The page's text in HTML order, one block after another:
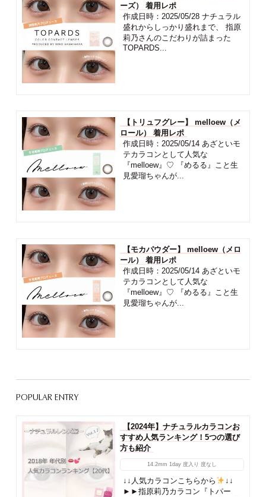
ーズ） 着用レポ
作成日時：2025/05/28 ナチュラル
盛れからしっかり盛れまで、 指原
莉乃さんのこだわりが詰まった
TOPARDS...
【トリュフグレー】 melloew（メ
ロール） 着用レポ
作成日時：2025/05/14 あざといモ
テカラコンとして人気な
『melloew』♡ 『めるる』こと生
見愛瑠ちゃんが...
【モカパウダー】 melloew（メロ
ール） 着用レポ
作成日時：2025/05/14 あざといモ
テカラコンとして人気な
『melloew』♡ 『めるる』こと生
見愛瑠ちゃんが...
POPULAR ENTRY
【2024年】ナチュラルカラコンお
すすめ人気ランキング！5つの選び
方も紹介
14.2mm 1day 度入り 度なし
↓↓人気カラコンこちらから
↓↓
►►指原莉乃カラコン『トパー